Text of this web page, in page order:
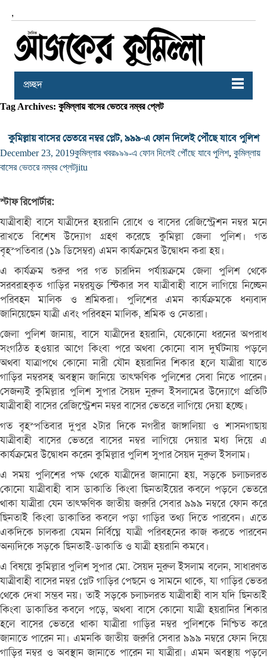
,
প্রচ্ছদ
Tag Archives: কুমিল্লায় বাসের ভেতরে নম্বর প্লেট
কুমিল্লায় বাসের ভেতরে নম্বর প্লেট, ৯৯৯-এ ফোন দিলেই পৌঁছে যাবে পুলিশ
December 23, 2019কুমিল্লার খবর৯৯৯-এ ফোন দিলেই পৌঁছে যাবে পুলিশ, কুমিল্লায়
বাসের ভেতরে নম্বর প্লেটjitu
স্টাফ রিপোর্টার:
যাত্রীবাহী বাসে যাত্রীদের হয়রানি রোধে ও বাসের রেজিস্ট্রেশন নম্বর মনে
রাখতে বিশেষ উদ্যোগ গ্রহণ করেছে কুমিল্লা জেলা পুলিশ। গত
বৃহস্পতিবার (১৯ ডিসেম্বর) এমন কার্যক্রমের উদ্বোধন করা হয়।
এ কার্যক্রম শুরুর পর গত চারদিন পর্যায়ক্রমে জেলা পুলিশ থেকে
সরবরাহকৃত গাড়ির নম্বরযুক্ত স্টিকার সব যাত্রীবাহী বাসে লাগিয়ে নিচ্ছেন
পরিবহন মালিক ও শ্রমিকরা। পুলিশের এমন কার্যক্রমকে ধন্যবাদ
জানিয়েছেন যাত্রী এবং পরিবহন মালিক, শ্রমিক ও নেতারা।
জেলা পুলিশ জানায়, বাসে যাত্রীদের হয়রানি, যেকোনো ধরনের অপরাধ
সংগঠিত হওয়ার আগে কিংবা পরে অথবা কোনো বাস দুর্ঘটনায় পড়লে
অথবা যাত্রাপথে কোনো নারী যৌন হয়রানির শিকার হলে যাত্রীরা যাতে
গাড়ির নম্বরসহ অবস্থান জানিয়ে তাৎক্ষণিক পুলিশের সেবা নিতে পারেন।
সেজন্যই কুমিল্লার পুলিশ সুপার সৈয়দ নুরুল ইসলামের উদ্যোগে প্রতিটি
যাত্রীবাহী বাসের রেজিস্ট্রেশন নম্বর বাসের ভেতরে লাগিয়ে দেয়া হচ্ছে।
গত বৃহস্পতিবার দুপুর ২টার দিকে নগরীর জাঙ্গালিয়া ও শাসনগাছায়
যাত্রীবাহী বাসের ভেতরে বাসের নম্বর লাগিয়ে দেয়ার মধ্য দিয়ে এ
কার্যক্রমের উদ্বোধন করেন কুমিল্লার পুলিশ সুপার সৈয়দ নুরুল ইসলাম।
এ সময় পুলিশের পক্ষ থেকে যাত্রীদের জানানো হয়, সড়কে চলাচলরত
কোনো যাত্রীবাহী বাস ডাকাতি কিংবা ছিনতাইয়ের কবলে পড়লে ভেতরে
থাকা যাত্রীরা যেন তাৎক্ষণিক জাতীয় জরুরি সেবার ৯৯৯ নম্বরে ফোন করে
ছিনতাই কিংবা ডাকাতির কবলে পড়া গাড়ির তথ্য দিতে পারবেন। এতে
একদিকে চালকরা যেমন নির্বিঘ্নে যাত্রী পরিবহনের কাজ করতে পারবেন
অন্যদিকে সড়কে ছিনতাই-ডাকাতি ও যাত্রী হয়রানি কমবে।
এ বিষয়ে কুমিল্লার পুলিশ সুপার মো. সৈয়দ নুরুল ইসলাম বলেন, সাধারণত
যাত্রীবাহী বাসের নম্বর প্লেট গাড়ির পেছনে ও সামনে থাকে, যা গাড়ির ভেতর
থেকে দেখা সম্ভব নয়। তাই সড়কে চলাচলরত যাত্রীবাহী বাস যদি ছিনতাই
কিংবা ডাকাতির কবলে পড়ে, অথবা বাসে কোনো যাত্রী হয়রানির শিকার
হলে বাসের ভেতরে থাকা যাত্রীরা গাড়ির নম্বর পুলিশকে নিশ্চিত করে
জানাতে পারেন না। এমনকি জাতীয় জরুরি সেবার ৯৯৯ নম্বরে ফোন দিয়ে
গাড়ির নম্বর ও অবস্থান জানাতে পারেন না যাত্রীরা। এমন অবস্থায় পড়লে